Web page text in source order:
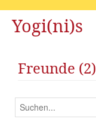
Yogi(ni)s
Freunde (2)